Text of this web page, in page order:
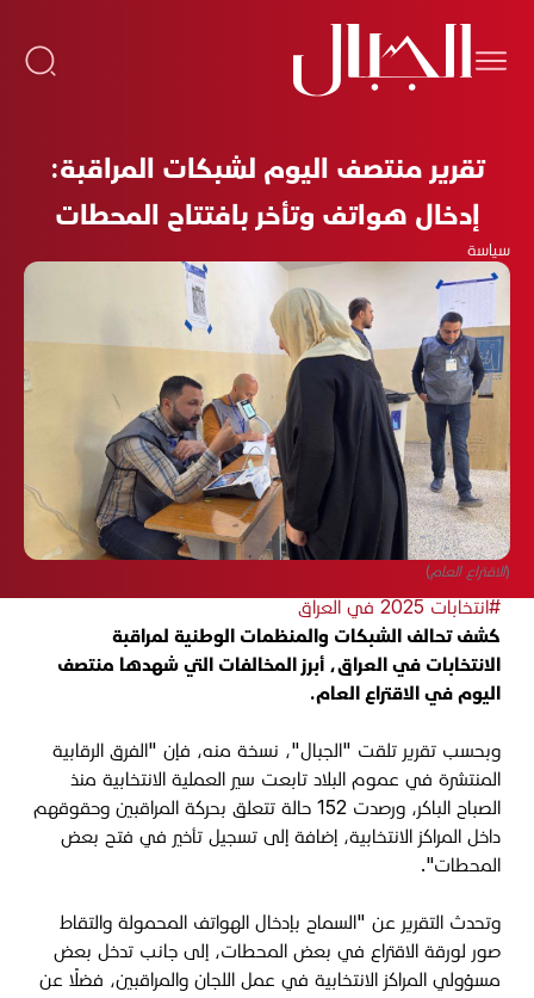
تقرير منتصف اليوم لشبكات المراقبة:
إدخال هواتف وتأخر بافتتاح المحطات
سياسة
(الاقتراع العام)
#انتخابات 2025 في العراق
كشف تحالف الشبكات والمنظمات الوطنية لمراقبة
الانتخابات في العراق، أبرز المخالفات التي شهدها منتصف
اليوم في الاقتراع العام.
وبحسب تقرير تلقت "الجبال"، نسخة منه، فإن "الفرق الرقابية
المنتشرة في عموم البلاد تابعت سير العملية الانتخابية منذ
الصباح الباكر، ورصدت 152 حالة تتعلق بحركة المراقبين وحقوقهم
داخل المراكز الانتخابية، إضافة إلى تسجيل تأخير في فتح بعض
المحطات".
وتحدث التقرير عن "السماح بإدخال الهواتف المحمولة والتقاط
صور لورقة الاقتراع في بعض المحطات، إلى جانب تدخل بعض
مسؤولي المراكز الانتخابية في عمل اللجان والمراقبين، فضلًا عن